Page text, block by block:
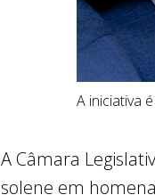
A iniciativa
A Câmara
solene em